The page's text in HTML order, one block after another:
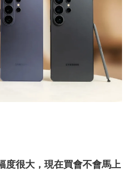
很大，現在買會不會馬上